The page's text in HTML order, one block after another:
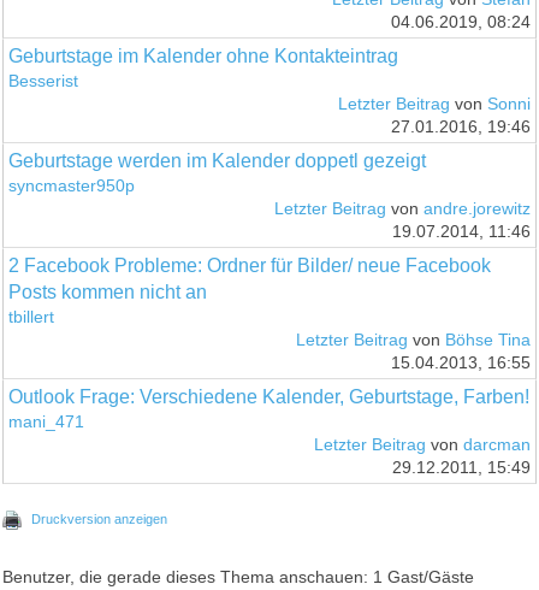
04.06.2019, 08:24
Geburtstage im Kalender ohne Kontakteintrag
Besserist
Letzter Beitrag von Sonni
27.01.2016, 19:46
Geburtstage werden im Kalender doppetl gezeigt
syncmaster950p
Letzter Beitrag von andre.jorewitz
19.07.2014, 11:46
2 Facebook Probleme: Ordner für Bilder/ neue Facebook
Posts kommen nicht an
tbillert
Letzter Beitrag von Böhse Tina
15.04.2013, 16:55
Outlook Frage: Verschiedene Kalender, Geburtstage, Farben!
mani_471
Letzter Beitrag von darcman
29.12.2011, 15:49
Druckversion anzeigen
Benutzer, die gerade dieses Thema anschauen: 1 Gast/Gäste